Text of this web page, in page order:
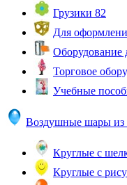
Грузики 82
Для
Оборудование
Торговое
Учебные
Воздушные шары из
Круглые с
Круглые с